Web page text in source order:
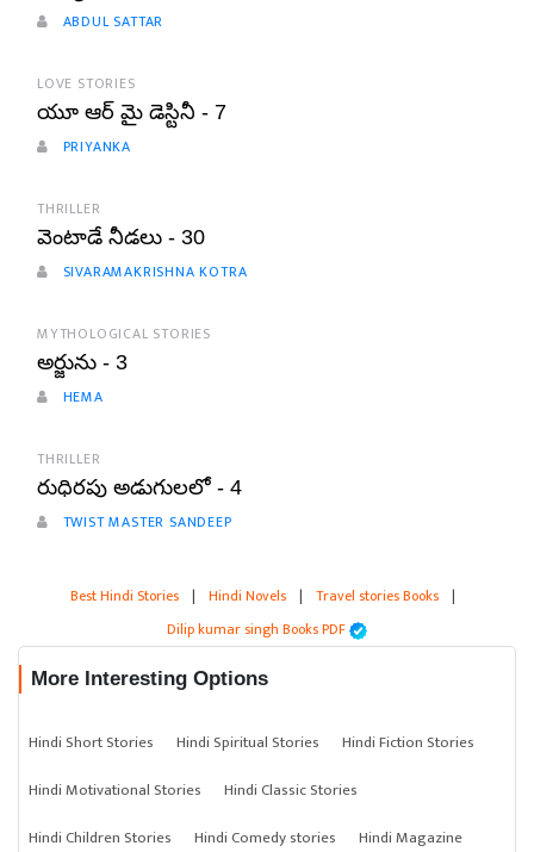
ABDUL SATTAR
LOVE STORIES
యూ ఆర్ మై డెస్టినీ - 7
PRIYANKA
THRILLER
వెంటాడే నీడలు - 30
SIVARAMAKRISHNA KOTRA
MYTHOLOGICAL STORIES
అర్జును - 3
HEMA
THRILLER
రుధిరపు అడుగులలో - 4
TWIST MASTER SANDEEP
Best Hindi Stories | Hindi Novels | Travel stories Books |
Dilip kumar singh Books PDF
More Interesting Options
Hindi Short Stories Hindi Spiritual Stories
Hindi Fiction Stories
Hindi Motivational Stories
Hindi Classic Stories
Hindi Children Stories
Hindi Comedy stories
Hindi Magazine